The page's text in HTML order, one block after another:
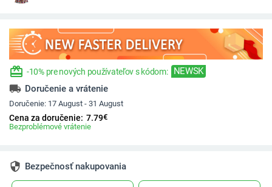
redeem -10% pre nových používateľov s kódom: NEWSK
local_shipping Doručenie a vrátenie
Doručenie: 17 August - 31 August
Cena za doručenie: 7.79€
Bezproblémové vrátenie
security Bezpečnosť nakupovania